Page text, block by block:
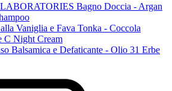
Bagno Doccia - Argan
Vaniglia e Fava Tonka - Coccola
C Night Cream
Balsamica e Defaticante - Olio 31 Erbe